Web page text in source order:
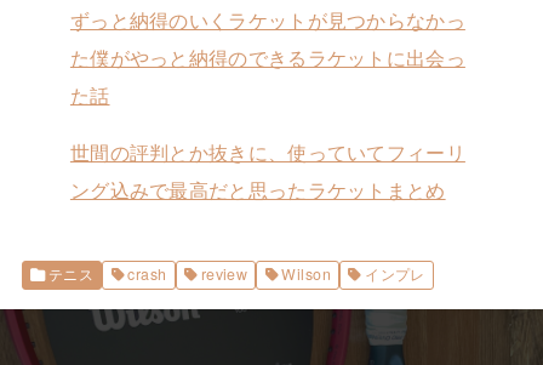
ずっと納得のいくラケットが見つからなかっ
た僕がやっと納得のできるラケットに出会っ
た話
世間の評判とか抜きに、使っていてフィーリ
ング込みで最高だと思ったラケットまとめ
テニス crash review Wilson インプレ